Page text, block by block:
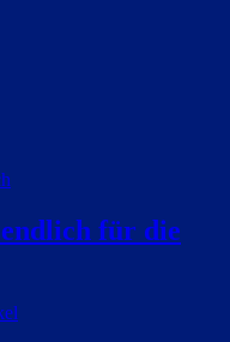
für die